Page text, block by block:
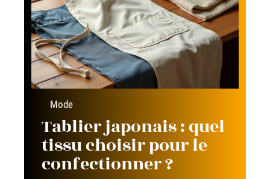
Mode
Tablier japonais : quel
tissu choisir pour le
confectionner ?